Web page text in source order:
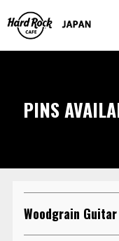
PINS
Woodgrain Guitar